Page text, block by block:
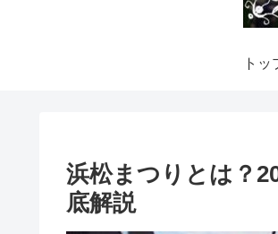
トッ
浜松まつりとは？
底解説